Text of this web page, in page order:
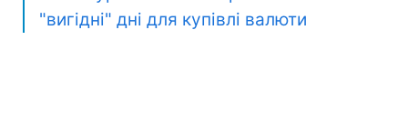
"вигідні" дні для купівлі валюти